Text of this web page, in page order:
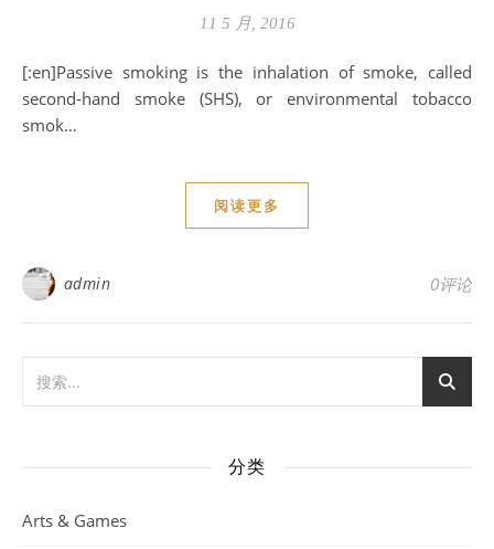
11 5 月, 2016
[:en]Passive smoking is the inhalation of smoke, called
second-hand smoke (SHS), or environmental tobacco
smok…
阅读更多
admin 0评论
分类
Arts & Games